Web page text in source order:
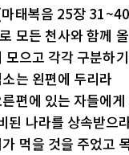
태복음 25장
모든 천사와 함께
으고 각각 구분하
는 왼편에 두리라
편에 있는 자들에
된 나라를 상속받으
먹을 것을 주었고